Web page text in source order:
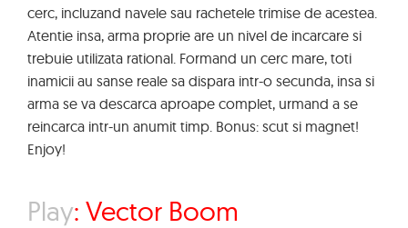
cerc, incluzand navele sau rachetele trimise de acestea.
Atentie insa, arma proprie are un nivel de incarcare si
trebuie utilizata rational. Formand un cerc mare, toti
inamicii au sanse reale sa dispara intr-o secunda, insa si
arma se va descarca aproape complet, urmand a se
reincarca intr-un anumit timp. Bonus: scut si magnet!
Enjoy!
Play: Vector Boom